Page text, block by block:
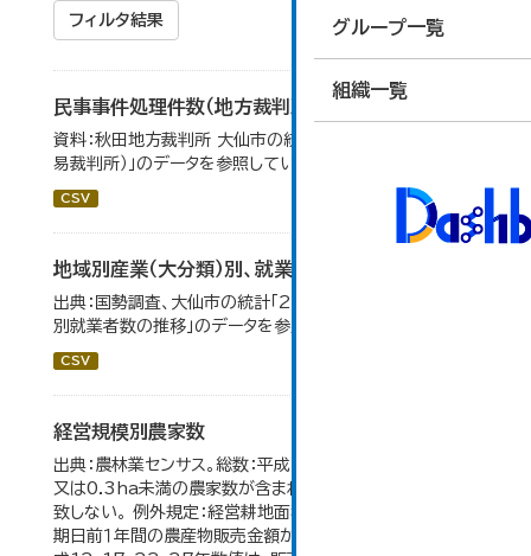
グループ一覧
組織一覧
フィルタ結果
民事事件処理件数（地方裁判所）
資料：秋田地方裁判所 大仙市の統計「12-13 民事事件（簡
易裁判所）」のデータを参照しています。
CSV
地域別産業（大分類）別、就業者数
出典：国勢調査、大仙市の統計「2-8 地域別産業（大分類）
別就業者数の推移」のデータを参照しています。
CSV
経営規模別農家数
出典：農林業センサス。総数：平成7年までは、自給的農家数
又は0.3ha未満の農家数が含まれているため横の計と合
致しない。 例外規定：経営耕地面積が0.3ha未満で、調査
期日前１年間の農産物販売金額が50万円以上の農家。 平